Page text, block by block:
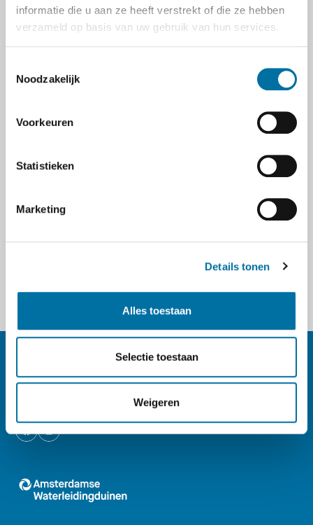
informatie die u aan ze heeft verstrekt of die ze hebben
verzameld op basis van uw gebruik van hun services.
Noodzakelijk
Voorkeuren
Statistieken
Marketing
Details tonen
Alles toestaan
Selectie toestaan
Weigeren
Voordelen van een MijnAWD-account
Automatisch invullen van uw gegevens bij
Beheer en publiceer uw mooiste foto's van de
Footer navigatie
Logo AWD, Amsterdamse